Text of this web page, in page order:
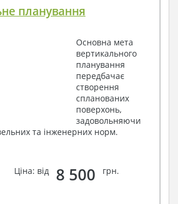
планування
Основна мета
вертикального
планування
передбачає
створення
спланованих
поверхонь,
задовольняючи
та інженерних норм.
Ціна: від
8 500 грн.